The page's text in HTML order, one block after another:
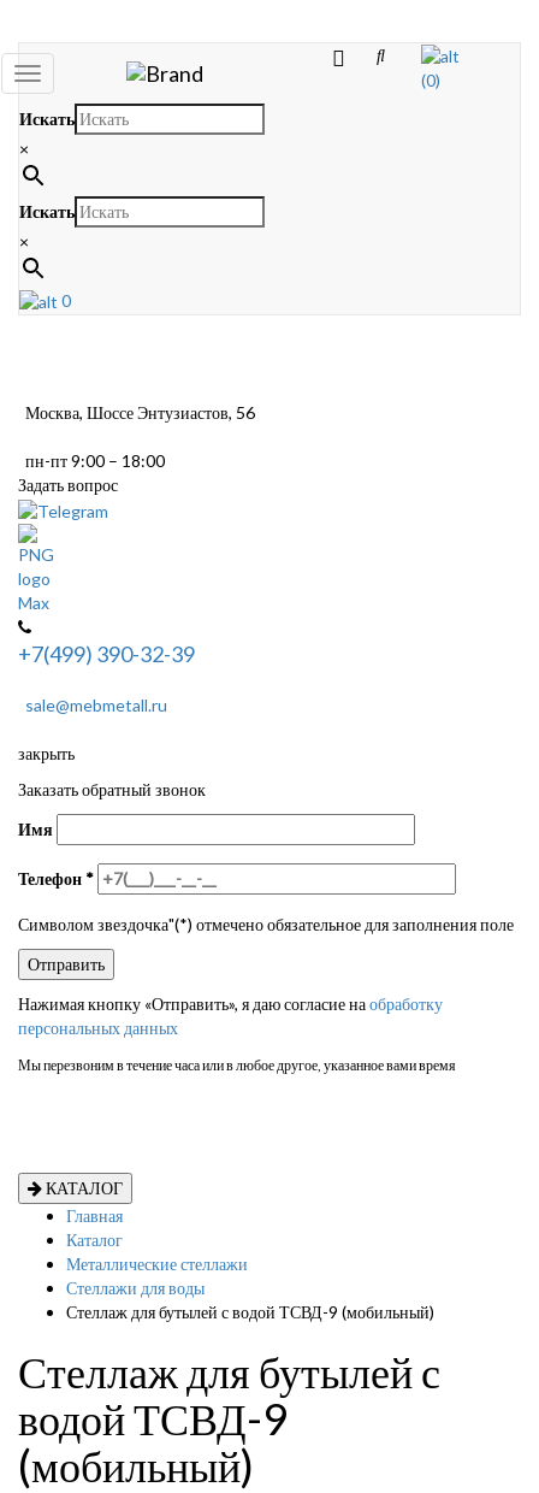
Toggle
navigation
(0)
Искать
×
Искать
×
0
Москва, Шоссе Энтузиастов, 56
пн-пт 9:00 – 18:00
Задать вопрос
+7(499) 390-32-39
sale@mebmetall.ru
закрыть
Заказать обратный звонок
Имя
Телефон *
Символом звездочка"(*) отмечено обязательное для заполнения поле
Нажимая кнопку «Отправить», я даю согласие наобработку
персональных данных
Мы перезвоним в течение часа или в любое другое, указанное вами время
КАТАЛОГ
Главная
Каталог
Металлические стеллажи
Стеллажи для воды
Стеллаж для бутылей с водой ТСВД-9 (мобильный)
Стеллаж для бутылей с
водой ТСВД-9
(мобильный)